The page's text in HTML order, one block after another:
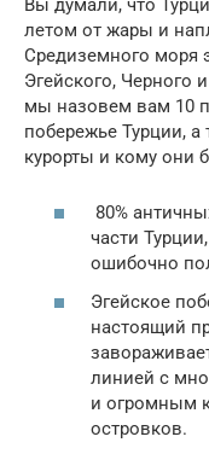
Вы думали, что
летом от жары и
Средиземного моря
Эгейского, Черного
мы назовем вам 10
побережье Турции, а
курорты и кому они
80%
части
ошибочно
Эгейское
настоящий
линией с
и огромным
островков.